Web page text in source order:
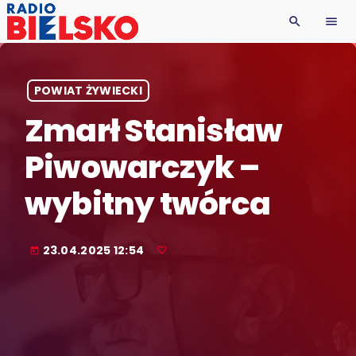
search menu
POWIAT ŻYWIECKI
Zmarł Stanisław
Piwowarczyk –
wybitny twórca
today 23.04.2025 12:54